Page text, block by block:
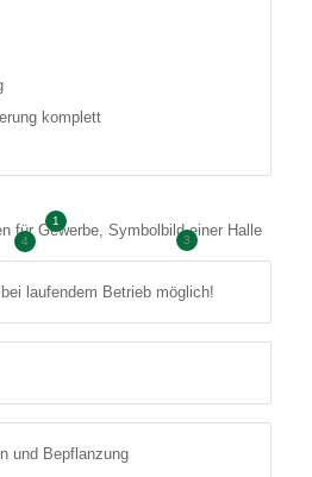
komplett
1
3
4
laufendem Betrieb möglich!
und Bepflanzung